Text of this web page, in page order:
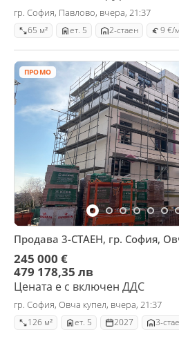
гр. София, Павлово, вчера, 21:37
65 м² ет. 5 2-стаен 9 €/
ПРОМО
Продава 3-СТАЕН, гр. София,
245 000 €
479 178,35 лв
Цената е с включен ДДС
гр. София, Овча купел, вчера, 21:37
126 м² ет. 5 2027 3-